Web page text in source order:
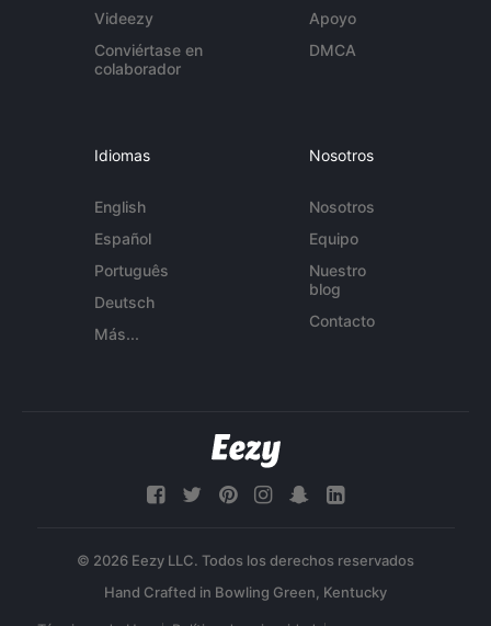
Videezy
Conviértase en
colaborador
Apoyo
DMCA
Idiomas
English
Español
Português
Deutsch
Más...
Nosotros
Nosotros
Equipo
Nuestro
blog
Contacto
© 2026 Eezy LLC. Todos los derechos reservados